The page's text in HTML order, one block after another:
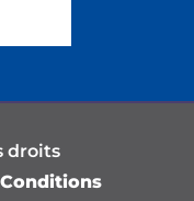
droits
Conditions